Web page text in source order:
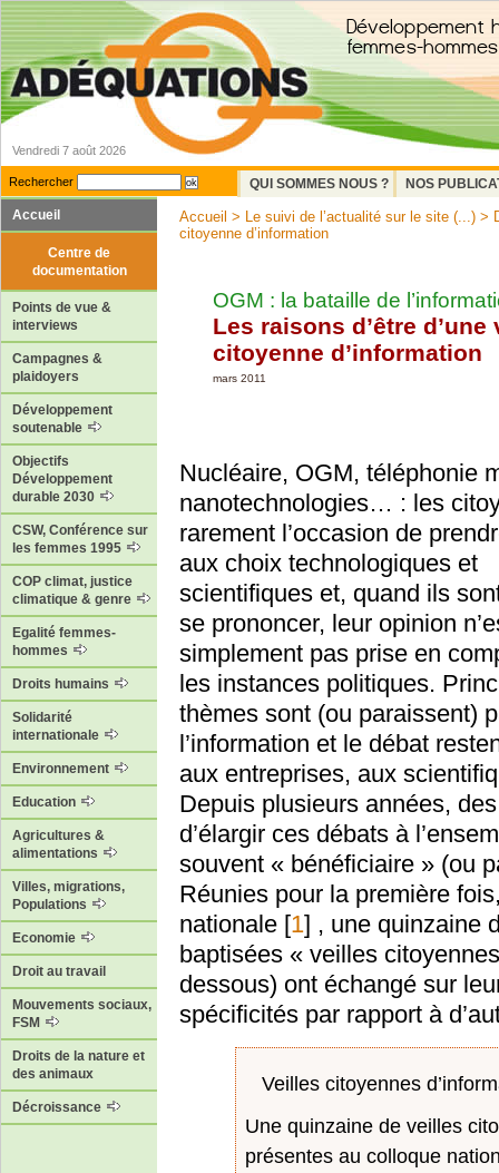
Vendredi 7 août 2026
Rechercher QUI SOMMES NOUS ?
NOS
Accueil
Centre de
documentation
Points de vue &
interviews
Campagnes &
plaidoyers
Développement
soutenable
Objectifs
Développement
durable 2030
CSW, Conférence sur
les femmes 1995
COP climat, justice
climatique & genre
Egalité femmes-
hommes
Droits humains
Solidarité
internationale
Environnement
Education
Agricultures &
alimentations
Villes, migrations,
Populations
Economie
Droit au travail
Mouvements sociaux,
FSM
Droits de la nature et
des animaux
Décroissance
Accueil > Le suivi de l’actualité sur le site (...) >
citoyenne d’information
OGM : la bataille de
Les raisons d’être d’une
citoyenne d’information
mars 2011
Nucléaire, OGM, téléphonie
nanotechnologies… : les
rarement l’occasion de
aux choix technologiques et
scientifiques et, quand ils
se prononcer, leur opinion
simplement pas prise en
les instances politiques.
thèmes sont (ou paraissent)
l’information et le débat
aux entreprises, aux
Depuis plusieurs années,
d’élargir ces débats à
souvent « bénéficiaire » (ou
Réunies pour la première
nationale [1] , une quinzaine
baptisées « veilles
dessous) ont échangé sur
spécificités par rapport à
Veilles citoyennes
Une quinzaine de veilles
présentes au colloque